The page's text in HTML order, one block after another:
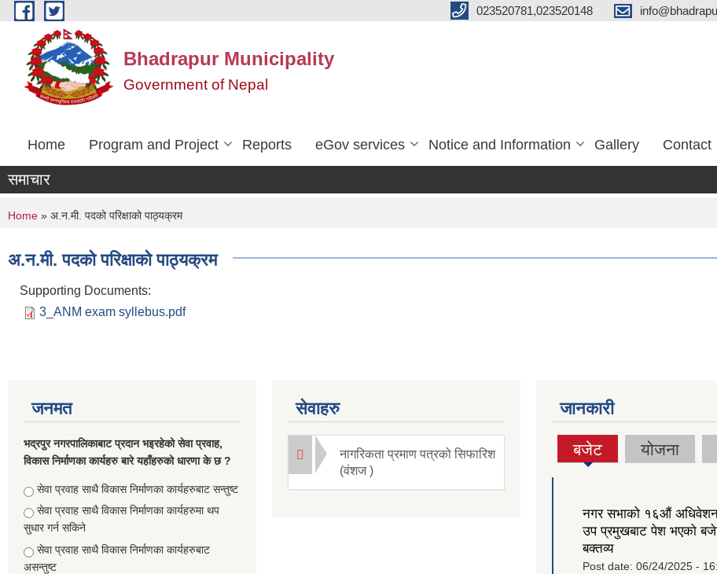
Skip to main content 023520781,023520148
Bhadrapur Municipality
Government of Nepal
Home Program and Project Reports eGov services Notice and Information Gallery Contact
समाचार
You are here
Home » अ.न.मी. पदको परिक्षाको पाठ्यक्रम
अ.न.मी. पदको परिक्षाको पाठ्यक्रम
Supporting Documents:
3_ANM exam syllebus.pdf
जनमत
भद्रपुर नगरपालिकाबाट प्रदान भइरहेको सेवा प्रवाह,
विकास निर्माणका कार्यहरु बारे यहाँहरुको धारणा के छ ?
Choices
सेवा प्रवाह साथै विकास निर्माणका कार्यहरुबाट सन्तुष्ट
सेवा प्रवाह साथै विकास निर्माणका कार्यहरुमा थप
सुधार गर्न सकिने
सेवा प्रवाह साथै विकास निर्माणका कार्यहरुबाट
असन्तुष्ट
सेवाहरु
नागरिकता प्रमाण पत्रको सिफारिश
(वंशज )
जानकारी
बजेट
(active
योजना
नगर सभाको १६‍औं
उप प्रमुखबाट पेश भएको
बक्तव्य
Post date: 06/24/2025 -